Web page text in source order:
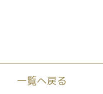
一覧へ戻る